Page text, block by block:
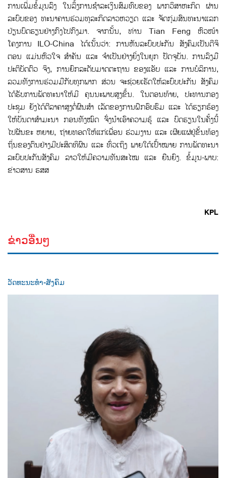
ການເພີ່ມຂໍ້ມູນລົງ ໃນລິ້ງການຊໍາລະເງິນສົມທົບຂອງ ພາກວິສາຫະກິດ ຜ່ານ
ລະບົບຂອງ ທະນາຄານຮ່ວມທຸລະກິດລາວຫວຽດ ແລະ ຈັດກຸ່ມສົນທະນາແລກ
ປ່ຽນບົດຮຽນຢ່າງກົງໄປກົງມາ. ຈາກນັ້ນ, ທ່ານ Tian Feng ຫົວໜ້າ
ໂຄງການ ILO-China ໄດ້ເນັ້ນວ່າ: ການຫັນລະບົບປະກັນ ສັງຄົມເປັນດີຈິ
ຕອນ ແມ່ນຫົວໃຈ ສໍາຄັນ ແລະ ຈໍາເປັນຢ່າງຍິ່ງໃນຍຸກ ປັດຈຸບັນ. ການລົງມື
ປະຕິບັດຕົວ ຈິງ, ການຍົກລະດັບມາດຕະຖານ ຂອງແອັບ ແລະ ການບໍລິການ,
ລວມທັງການຮ່ວມມືກັບທຸກພາກ ສ່ວນ ຈະຊ່ວຍເຮັດໃຫ້ລະບົບປະກັນ ສັງຄົມ
ໄດ້ຮັບການພັດທະນາໃຫ້ມີ ຄຸນນະພາບສູງຂຶ້ນ. ໃນຕອນທ້າຍ, ປະທານກອງ
ປະຊຸມ ຍັງໄດ້ຕີລາຄາສູງຕໍ່ຜົນສຳ ເລັດຂອງການຝຶກອົບຮົມ ແລະ ໄດ້ຮຽກຮ້ອງ
ໃຫ້ບັນດາສຳມະນາ ກອນທັງໝົດ ຈົ່ງນຳເອົາຄວາມຮູ້ ແລະ ບົດຮຽນໃນຄັ້ງນີ້
ໄປຜັນຂະ ຫຍາຍ, ຖ່າຍທອດໃຫ້ແກ່ເພື່ອນ ຮ່ວມງານ ແລະ ເຜີຍແຜ່ຢູ່ຂັ້ນທ້ອງ
ຖິ່ນຂອງຕົນຢ່າງມີປະສິດທິຜົນ ແລະ ທົ່ວເຖິງ ພາຍໃຕ້ເປົ້າໝາຍ ການພັດທະນາ
ລະບົບປະກັນສັງຄົມ ລາວໃຫ້ມີຄວາມທັນສະໄໝ ແລະ ຍືນຍົງ. ຂໍ້ມູນ-ພາບ:
ຂ່າວສານ ຮສສ
KPL
ຂ່າວອື່ນໆ
ວັດທະນະທຳ-ສັງຄົມ